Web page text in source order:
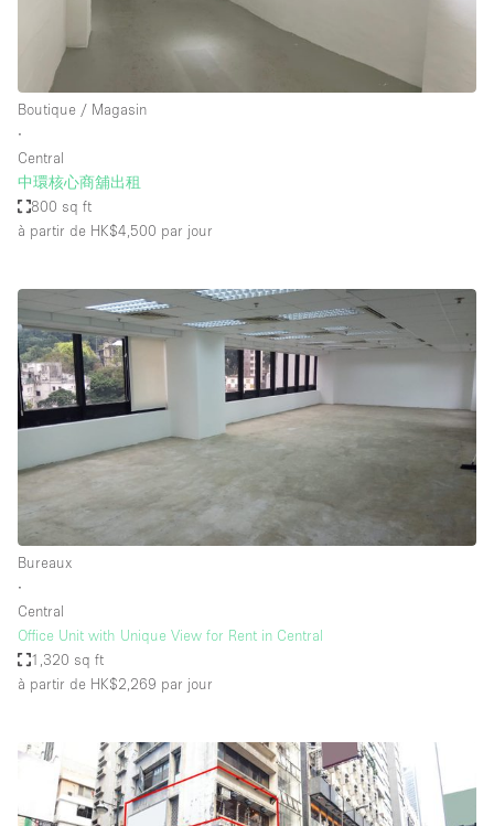
Boutique / Magasin
∙
Central
中環核心商舖出租
800 sq ft
à partir de HK$4,500 par jour
Bureaux
∙
Central
Office Unit with Unique View for Rent in Central
1,320 sq ft
à partir de HK$2,269 par jour